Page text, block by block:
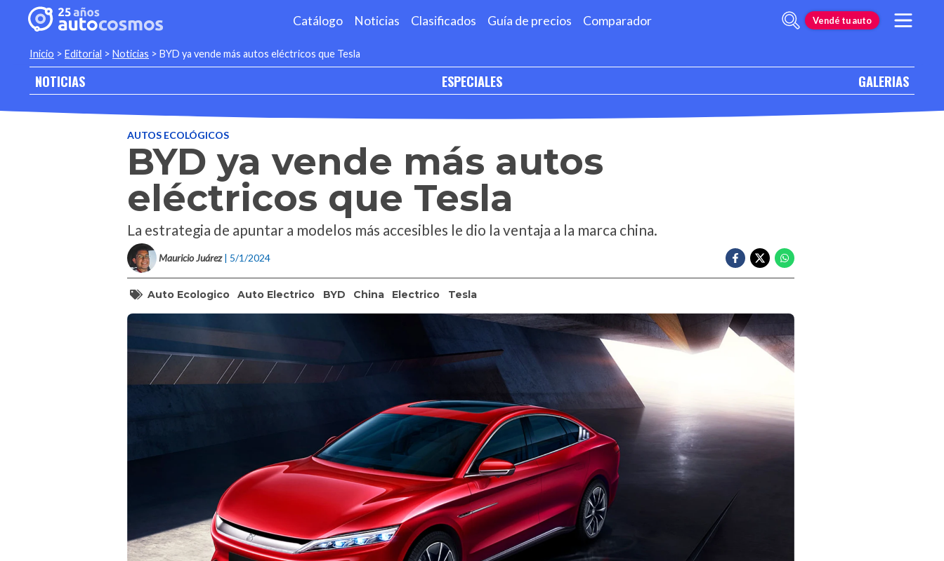
Catálogo Noticias Clasificados Guía de precios Comparador Vendé tu auto
Inicio > Editorial > Noticias > BYD ya vende más autos eléctricos que Tesla
NOTICIAS ESPECIALES GALERIAS
AUTOS ECOLÓGICOS
BYD ya vende más autos
eléctricos que Tesla
La estrategia de apuntar a modelos más accesibles le dio la ventaja a la marca china.
Mauricio Juárez | 5/1/2024
Auto Ecologico Auto Electrico BYD China Electrico Tesla